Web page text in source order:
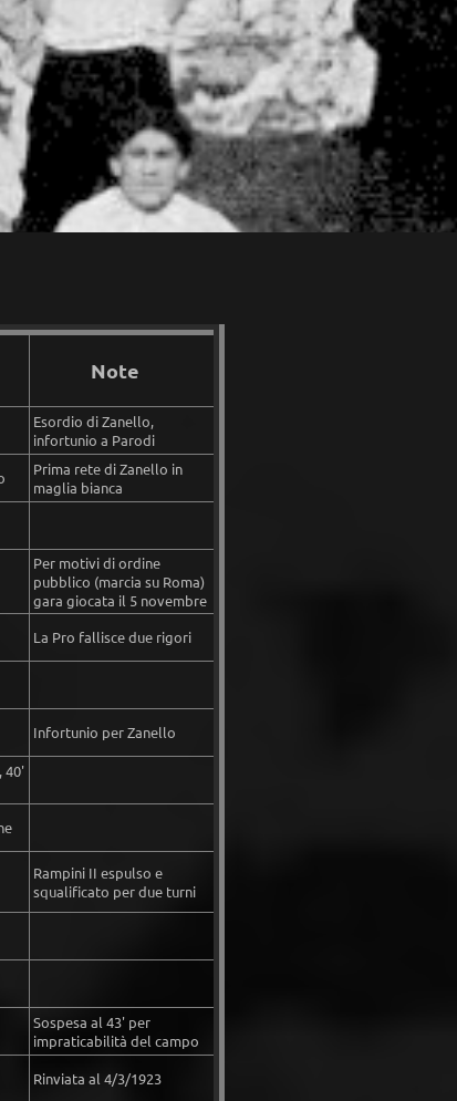
Note
Esordio di Zanello,
infortunio a Parodi
Prima rete di Zanello in
maglia bianca
Per motivi di ordine
pubblico (marcia su Roma)
gara giocata il 5 novembre
La Pro fallisce due rigori
Infortunio per Zanello
40'
Rampini II espulso e
squalificato per due turni
Sospesa al 43' per
impraticabilità del campo
Rinviata al 4/3/1923